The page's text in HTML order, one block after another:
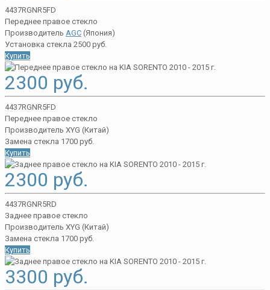
4437RGNR5FD
Переднее правое стекло
Производитель AGC (Япония)
Установка стекла 2500 руб.
Купить
2300 руб.
4437RGNR5FD
Переднее правое стекло
Производитель XYG (Китай)
Замена стекла 1700 руб.
Купить
2300 руб.
4437RGNR5RD
Заднее правое стекло
Производитель XYG (Китай)
Замена стекла 1700 руб.
Купить
3300 руб.